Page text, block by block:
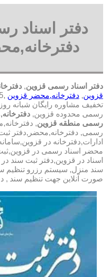
دفتر اسناد
دفتر اسناد رسمی قزوین,
قزوین, دفترخانه,محضر قزوین
تخفیف مشاوره رايگان شبانه
رسمی محدوده قزوین,
رسمی منطقه قزوین,
رسمی, دفترخانه,محضر,دفتر
ادارات,دفترخانه در
محضر اسناد رسمی در
اسناد در قزوین,دفتر ثبت سند
سند منزل, سیستم رزرو تنظیم
صورت آنلاین جهت تنظیم سند ,